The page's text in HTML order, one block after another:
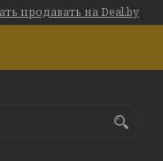
продавать на Deal.by